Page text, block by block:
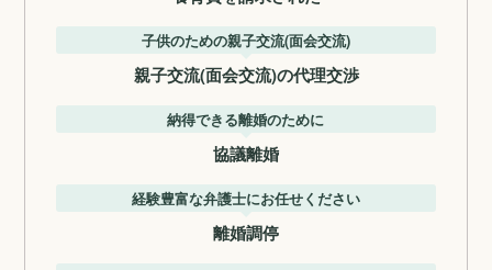
子供のための親子交流(面会交流)
親子交流(面会交流)の代理交渉
納得できる離婚のために
協議離婚
経験豊富な弁護士にお任せください
離婚調停